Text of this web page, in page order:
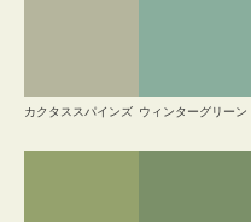
カクタススパインズ ウィンターグリーン